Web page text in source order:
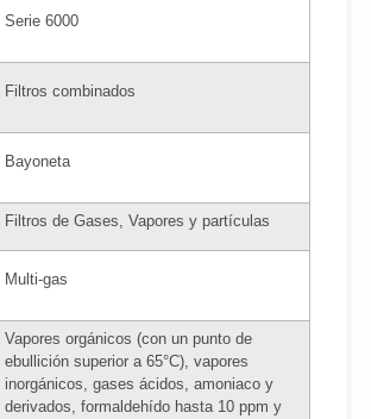
Serie 6000
Filtros combinados
Bayoneta
Filtros de Gases, Vapores y partículas
Multi-gas
Vapores orgánicos (con un punto de
ebullición superior a 65°C), vapores
inorgánicos, gases ácidos, amoniaco y
derivados, formaldehído hasta 10 ppm y